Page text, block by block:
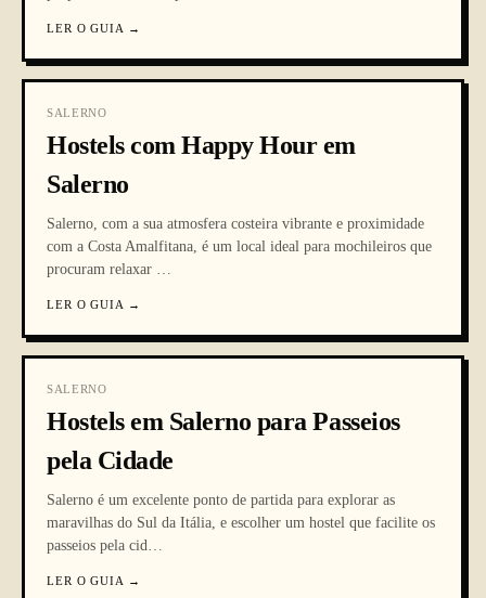
LER O GUIA →
SALERNO
Hostels com Happy Hour em
Salerno
Salerno, com a sua atmosfera costeira vibrante e proximidade
com a Costa Amalfitana, é um local ideal para mochileiros que
procuram relaxar …
LER O GUIA →
SALERNO
Hostels em Salerno para Passeios
pela Cidade
Salerno é um excelente ponto de partida para explorar as
maravilhas do Sul da Itália, e escolher um hostel que facilite os
passeios pela cid…
LER O GUIA →